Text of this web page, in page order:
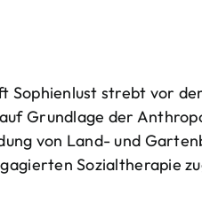
Sophienlust strebt vor
Grundlage der
von Land- und
Sozialtherapie